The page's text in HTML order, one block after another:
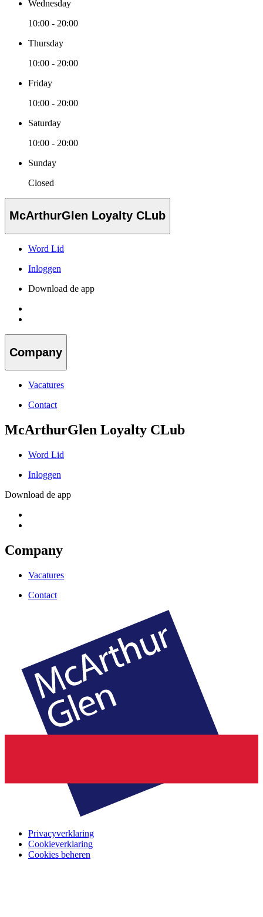
Wednesday
10:00 - 20:00
Thursday
10:00 - 20:00
Friday
10:00 - 20:00
Saturday
10:00 - 20:00
Sunday
Closed
McArthurGlen Loyalty CLub
Word Lid
Inloggen
Download de app
Company
Vacatures
Contact
McArthurGlen Loyalty CLub
Word Lid
Inloggen
Download de app
Company
Vacatures
Contact
Privacyverklaring
Cookieverklaring
Cookies beheren